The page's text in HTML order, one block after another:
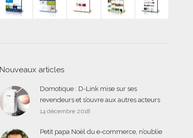
Nouveaux articles
Domotique : D-Link mise sur ses
revendeurs et s’ouvre aux autres acteurs
14 décembre 2018
Petit papa Noël du e-commerce, n’oublie